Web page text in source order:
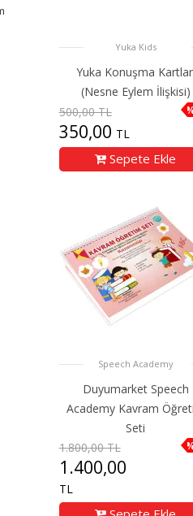
Yuka Kids
Yuka Konuşma
(Nesne Eylem İlişkisi)
500,00 TL
350,00 TL
Sepete Ekle
Speech Academy
Duyumarket Speech
Academy Kavram
Seti
1.800,00 TL
1.400,00
TL